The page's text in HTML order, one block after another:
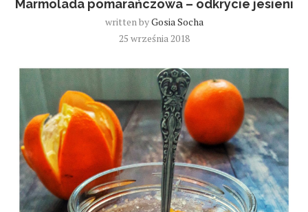
Marmolada pomarańczowa – odkrycie jesieni
written byGosia Socha
25 września 2018